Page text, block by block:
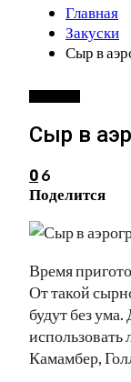
Главная
Закуски
Сыр в
Сыр в
0 6
Поделится
Время
От такой
будут без
использовать
Камамбер,